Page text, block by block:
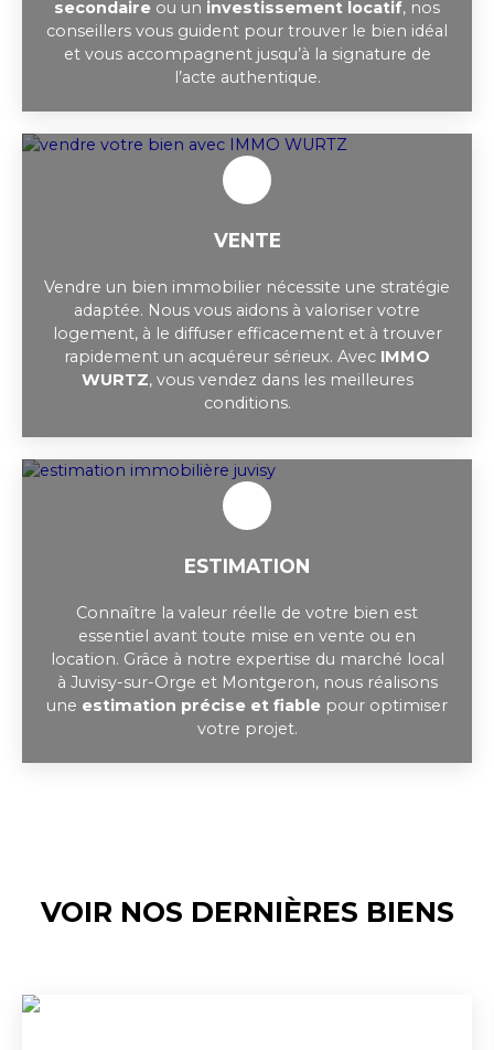
secondaire ou un investissement locatif, nos
conseillers vous guident pour trouver le bien idéal
et vous accompagnent jusqu’à la signature de
l’acte authentique.
VENTE
Vendre un bien immobilier nécessite une stratégie
adaptée. Nous vous aidons à valoriser votre
logement, à le diffuser efficacement et à trouver
rapidement un acquéreur sérieux. Avec IMMO
WURTZ, vous vendez dans les meilleures
conditions.
ESTIMATION
Connaître la valeur réelle de votre bien est
essentiel avant toute mise en vente ou en
location. Grâce à notre expertise du marché local
à Juvisy-sur-Orge et Montgeron, nous réalisons
une estimation précise et fiable pour optimiser
votre projet.
VOIR NOS DERNIÈRES BIENS